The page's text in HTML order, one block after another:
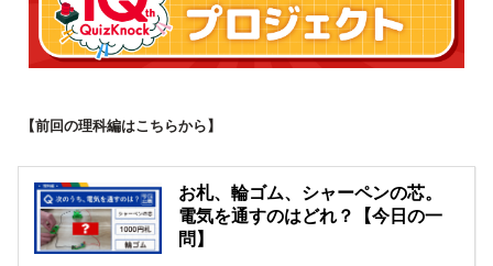
【前回の理科編はこちらから】
お札、輪ゴム、シャーペンの芯。
電気を通すのはどれ？【今日の一
問】